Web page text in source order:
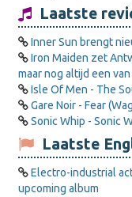
Laatste
Inner Sun brengt
Iron Maiden zet
maar nog altijd een
Isle Of Men - The
Gare Noir - Fear
Sonic Whip - Sonic
Laatste
Electro-industrial
upcoming album